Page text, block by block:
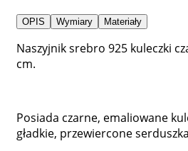
OPIS Wymiary Materiały
Naszyjnik srebro 925 kuleczki
cm.
Posiada czarne, emaliowane
gładkie, przewiercone